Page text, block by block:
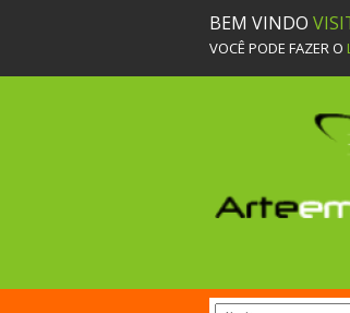
BEM VINDO
VOCÊ PODE FAZER O